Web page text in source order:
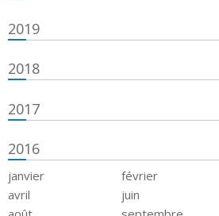
2019
2018
2017
2016
janvier février
avril
juin